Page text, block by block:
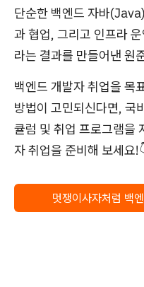
단순한 백엔드 자바
과 협업, 그리고 인프라
라는 결과를 만들어낸 원
백엔드 개발자 취업을 목
방법이 고민되신다면, 국
큘럼 및 취업 프로그램을
자 취업을 준비해 보세요
멋쟁이사자처럼 백